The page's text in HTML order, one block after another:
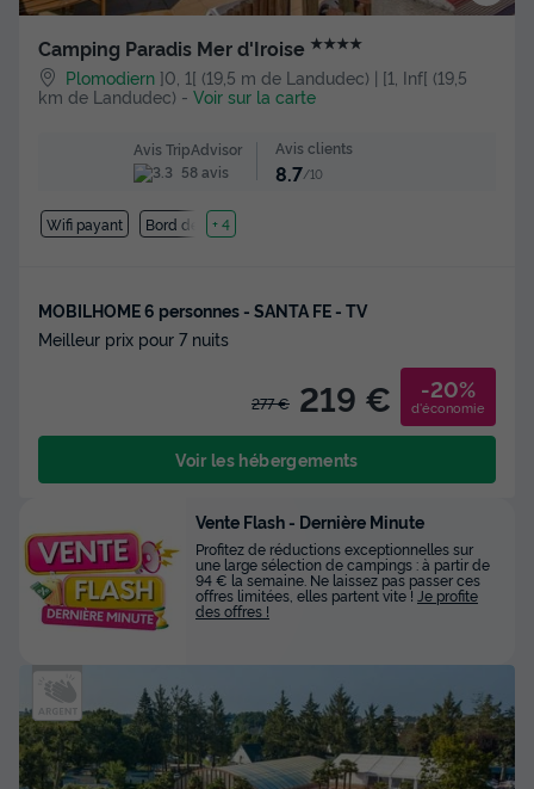
Camping Paradis Mer d'Iroise ★★★★
Plomodiern ]0, 1[ (19,5 m de Landudec) | [1, Inf[ (19,5
km de Landudec) - Voir sur la carte
Avis TripAdvisor
58 avis
Avis clients
8.7/10
Wifi payant Bord de mer
+ 4
MOBILHOME 6 personnes - SANTA FE - TV
Meilleur prix pour 7 nuits
277 € 219 € -20%
d'économie
Voir les hébergements
Vente Flash - Dernière Minute
Profitez de réductions exceptionnelles sur
une large sélection de campings : à partir de
94 € la semaine. Ne laissez pas passer ces
offres limitées, elles partent vite ! Je profite
des offres !